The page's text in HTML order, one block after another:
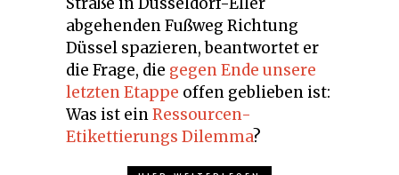
abgehenden Fußweg Richtung
Düssel spazieren, beantwortet er
die Frage, die gegen Ende unsere
letzten Etappe offen geblieben ist:
Was ist einRessourcen-
Etikettierungs Dilemma?